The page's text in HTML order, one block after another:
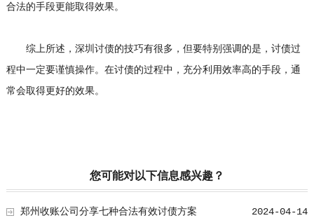
合法的手段更能取得效果。
综上所述，深圳讨债的技巧有很多，但要特别强调的是，讨债过
程中一定要谨慎操作。在讨债的过程中，充分利用效率高的手段，通
常会取得更好的效果。
您可能对以下信息感兴趣？
2024-04-14
郑州收账公司分享七种合法有效讨债方案